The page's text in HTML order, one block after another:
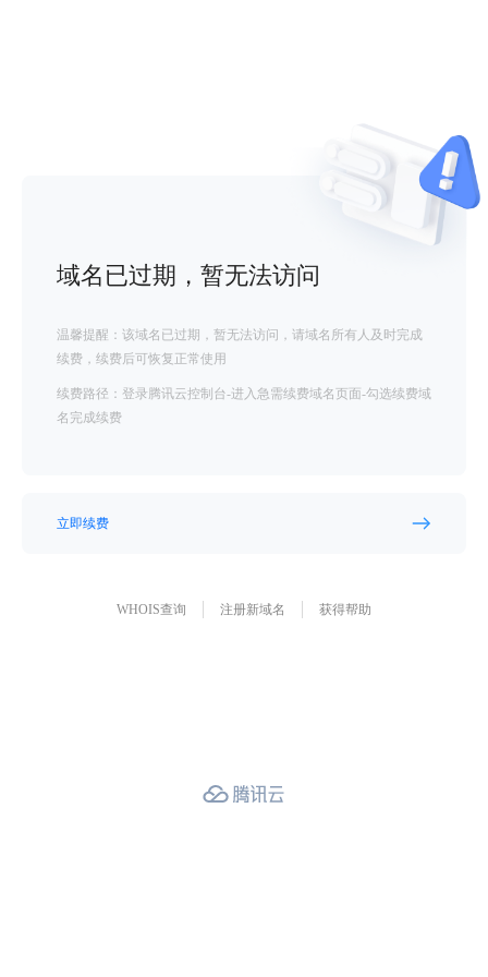
域名已过期，暂无法访问
温馨提醒：该域名已过期，暂无法访问，请域名所有人及时完成
续费，续费后可恢复正常使用
续费路径：登录腾讯云控制台-进入急需续费域名页面-勾选续费域
名完成续费
立即续费
WHOIS查询 注册新域名 获得帮助